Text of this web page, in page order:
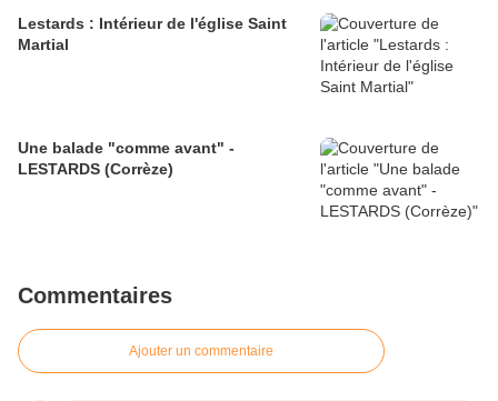
Lestards : Intérieur de l'église Saint
Martial
Une balade "comme avant" -
LESTARDS (Corrèze)
Commentaires
Ajouter un commentaire